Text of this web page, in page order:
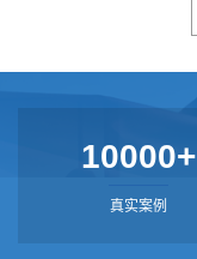
10000+
真实案例